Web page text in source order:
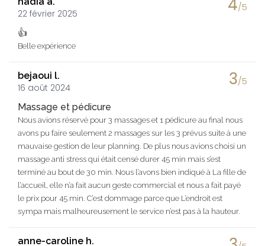
22 février 2025 4/5
👍
Belle expérience
bejaoui l.
16 août 2024 3/5
Massage et pédicure
Nous avions réservé pour 3 massages et 1 pédicure au final nous
avons pu faire seulement 2 massages sur les 3 prévus suite à une
mauvaise gestion de leur planning. De plus nous avions choisi un
massage anti stress qui était censé durer 45 min mais s’est
terminé au bout de 30 min. Nous l’avons bien indiqué à La fille de
l’accueil, elle n’a fait aucun geste commercial et nous a fait payé
le prix pour 45 min. C’est dommage parce que L’endroit est
sympa mais malheureusement le service n’est pas à la hauteur.
anne-caroline h.